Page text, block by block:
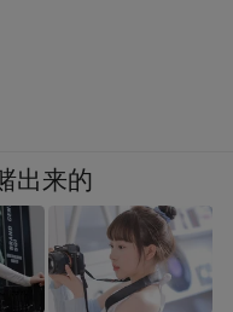
出来的